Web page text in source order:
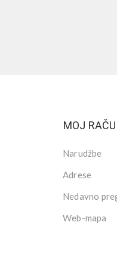
MOJ
Narudžbe
Adrese
Nedavno
Web-mapa